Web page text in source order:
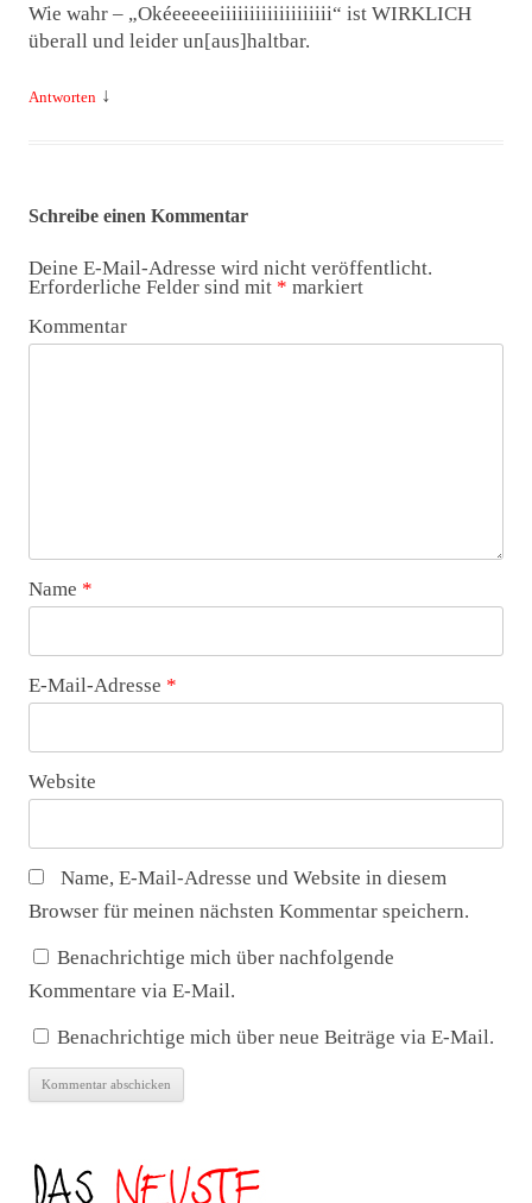
Wie wahr – „Okéeeeeeiiiiiiiiiiiiiiiiiii“ ist WIRKLICH
überall und leider un[aus]haltbar.
Antworten ↓
Schreibe einen Kommentar
Deine E-Mail-Adresse wird nicht veröffentlicht.
Erforderliche Felder sind mit * markiert
Kommentar
Name *
E-Mail-Adresse *
Website
Name, E-Mail-Adresse und Website in diesem
Browser für meinen nächsten Kommentar speichern.
Benachrichtige mich über nachfolgende
Kommentare via E-Mail.
Benachrichtige mich über neue Beiträge via E-Mail.